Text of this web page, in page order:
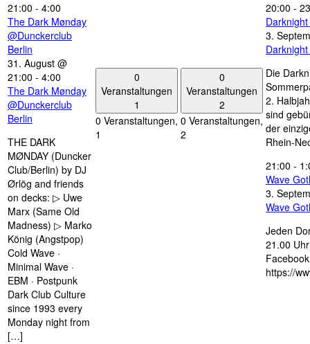
21:00 - 4:00
The Dark Mønday
@Dunckerclub
Berlin
31. August @
21:00 - 4:00
The Dark Mønday
@Dunckerclub
Berlin
THE DARK
MØNDAY (Duncker
Club/Berlin) by DJ
Ørlög and friends
on decks: ▷ Uwe
Marx (Same Old
Madness) ▷ Marko
König (Angstpop)
Cold Wave ·
Minimal Wave ·
EBM · Postpunk
Dark Club Culture
since 1993 every
Monday night from
[…]
0
Veranstaltungen
1
0 Veranstaltungen,
1
0
Veranstaltungen
2
0 Veranstaltungen,
2
20:00 -
3.
Die
2.
sind
der
Rhein-
21:00 -
Wave
3.
Wave
Jeden
21.00
https://